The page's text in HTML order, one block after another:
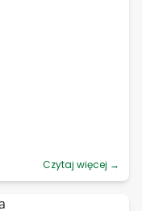
Czytaj więcej →